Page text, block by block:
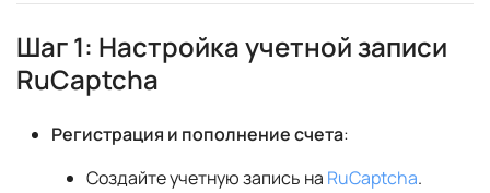
Шаг 1: Настройка учетной записи
RuCaptcha
Регистрация и пополнение счета:
Создайте учетную запись на RuCaptcha.